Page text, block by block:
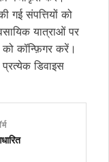
गई संपत्तियों को
यात्राओं पर
कॉन्फ़िगर करें।
डिवाइस